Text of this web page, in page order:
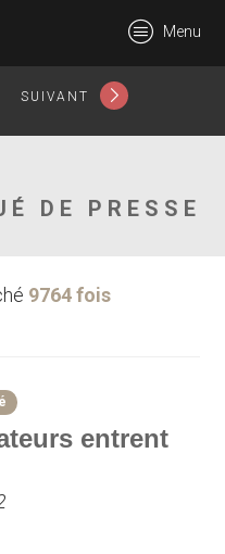
Menu
SUIVANT
DE PRESSE
9764 fois
entrent